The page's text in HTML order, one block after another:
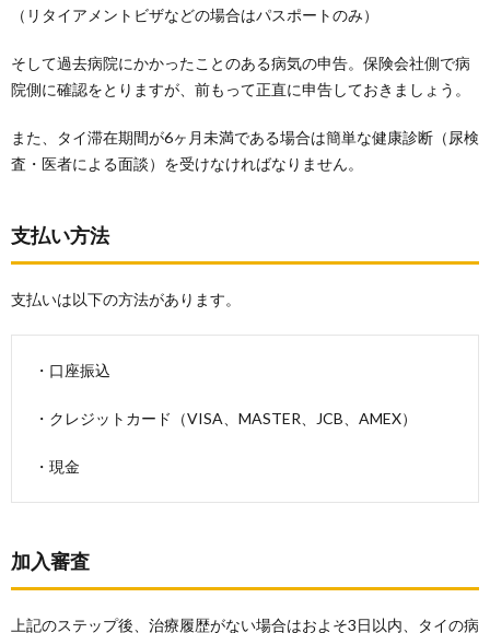
（リタイアメントビザなどの場合はパスポートのみ）
そして過去病院にかかったことのある病気の申告。保険会社側で病
院側に確認をとりますが、前もって正直に申告しておきましょう。
また、タイ滞在期間が6ヶ月未満である場合は簡単な健康診断（尿検
査・医者による面談）を受けなければなりません。
支払い方法
支払いは以下の方法があります。
・口座振込
・クレジットカード（VISA、MASTER、JCB、AMEX）
・現金
加入審査
上記のステップ後、治療履歴がない場合はおよそ3日以内、タイの病